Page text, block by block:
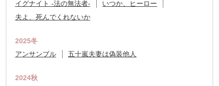
イグナイト -法の無法者-
いつか、ヒーロー
夫よ、死んでくれないか
2025冬
アンサンブル
五十嵐夫妻は偽装他人
2024秋